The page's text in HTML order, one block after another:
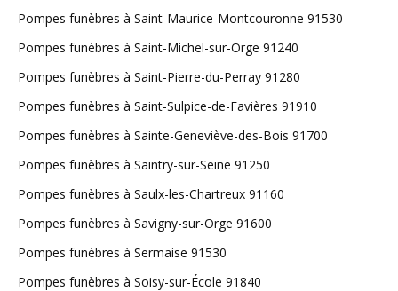
Pompes funèbres à Saint-Maurice-Montcouronne 91530
Pompes funèbres à Saint-Michel-sur-Orge 91240
Pompes funèbres à Saint-Pierre-du-Perray 91280
Pompes funèbres à Saint-Sulpice-de-Favières 91910
Pompes funèbres à Sainte-Geneviève-des-Bois 91700
Pompes funèbres à Saintry-sur-Seine 91250
Pompes funèbres à Saulx-les-Chartreux 91160
Pompes funèbres à Savigny-sur-Orge 91600
Pompes funèbres à Sermaise 91530
Pompes funèbres à Soisy-sur-École 91840